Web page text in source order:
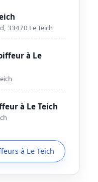
33470 Le Teich
à Le
à Le Teich
à Le Teich